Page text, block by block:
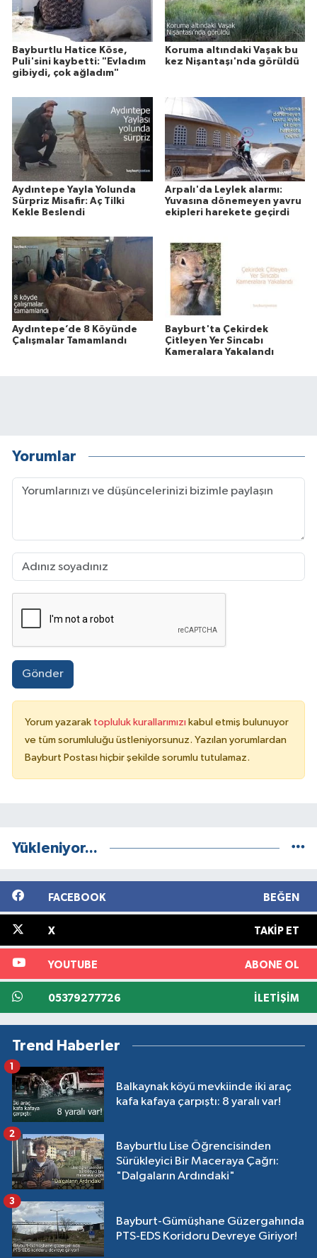
Bayburtlu Hatice Köse,
Puli'sini kaybetti: "Evladım
gibiydi, çok ağladım"
Koruma altındaki Vaşak bu
kez Nişantaşı'nda görüldü
Aydıntepe Yayla Yolunda
Sürpriz Misafir: Aç Tilki
Kekle Beslendi
Arpalı'da Leylek alarmı:
Yuvasına dönemeyen yavru
ekipleri harekete geçirdi
Aydıntepe’de 8 Köyünde
Çalışmalar Tamamlandı
Bayburt'ta Çekirdek
Çitleyen Yer Sincabı
Kameralara Yakalandı
Yorumlar
Gönder
Yorum yazarak topluluk kurallarımızı kabul etmiş bulunuyor
ve tüm sorumluluğu üstleniyorsunuz. Yazılan yorumlardan
Bayburt Postası hiçbir şekilde sorumlu tutulamaz.
Yükleniyor...
FACEBOOK BEĞEN
X TAKIP ET
YOUTUBE ABONE OL
05379277726 İLETIŞIM
Trend Haberler
Balkaynak köyü mevkiinde iki araç
kafa kafaya çarpıştı: 8 yaralı var!
1
Bayburtlu Lise Öğrencisinden
Sürükleyici Bir Maceraya Çağrı:
"Dalgaların Ardındaki"
2
Bayburt-Gümüşhane Güzergahında
PTS-EDS Koridoru Devreye Giriyor!
3